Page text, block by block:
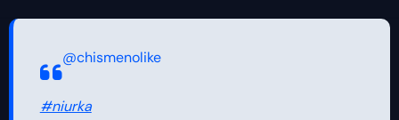
@chismenolike
#niurka